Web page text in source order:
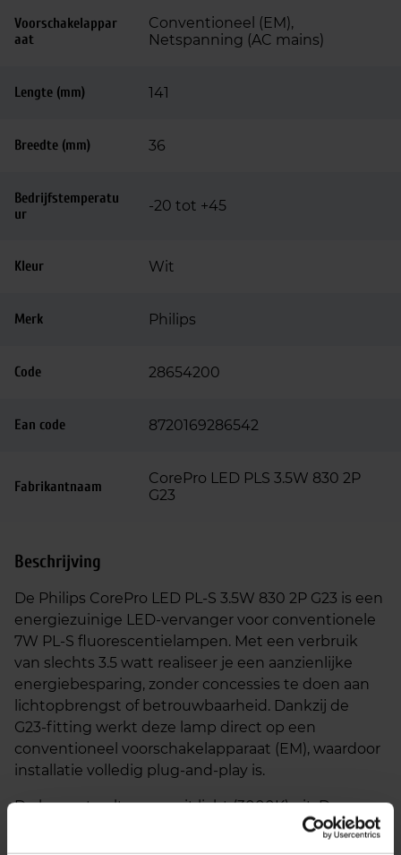
Voorschakelappar
aat
Conventioneel (EM),
Netspanning (AC mains)
Lengte (mm) 141
Breedte (mm) 36
Bedrijfstemperatu
ur
-20 tot +45
Kleur Wit
Merk Philips
Code 28654200
Ean code 8720169286542
Fabrikantnaam
CorePro LED PLS 3.5W 830 2P
G23
Beschrijving
De Philips CorePro LED PL‑S 3.5W 830 2P G23 is een
energiezuinige LED‑vervanger voor conventionele
7W PL‑S fluorescentielampen. Met een verbruik
van slechts 3.5 watt realiseer je een aanzienlijke
energiebesparing, zonder concessies te doen aan
lichtopbrengst of betrouwbaarheid. Dankzij de
G23‑fitting werkt deze lamp direct op een
conventioneel voorschakelapparaat (EM), waardoor
installatie volledig plug‑and‑play is.
De lamp straalt warm wit licht (3000K) uit. Deze
aangename lichtkleur is ideaal voor ruimtes waar
comfort en een uitnodigende sfeer belangrijk zijn,